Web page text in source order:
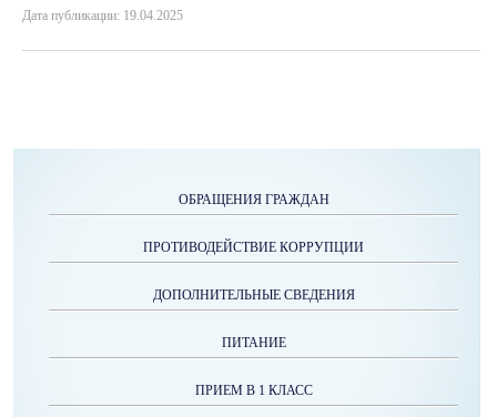
Дата публикации: 19.04.2025
ОБРАЩЕНИЯ ГРАЖДАН
ПРОТИВОДЕЙСТВИЕ КОРРУПЦИИ
ДОПОЛНИТЕЛЬНЫЕ СВЕДЕНИЯ
ПИТАНИЕ
ПРИЕМ В 1 КЛАСС